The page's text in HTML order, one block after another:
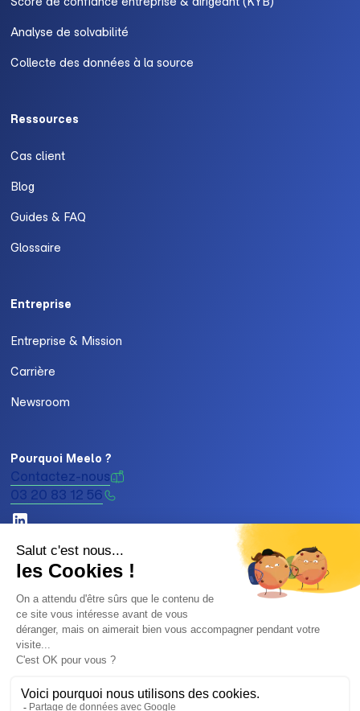
Analyse de solvabilité
Collecte des données à la source
Ressources
Cas client
Blog
Guides & FAQ
Glossaire
Entreprise
Entreprise & Mission
Carrière
Newsroom
Pourquoi Meelo ?
Contactez-nous
03 20 83 12 56
2026 Meelo. Tous droits réservés.
Politique de confidentialité & RGPD
Mentions Légales